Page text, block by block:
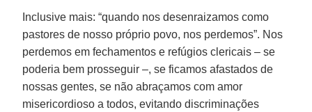
Inclusive mais: “quando nos desenraizamos como
pastores de nosso próprio povo, nos perdemos”. Nos
perdemos em fechamentos e refúgios clericais – se
poderia bem prosseguir –, se ficamos afastados de
nossas gentes, se não abraçamos com amor
misericordioso a todos, evitando discriminações